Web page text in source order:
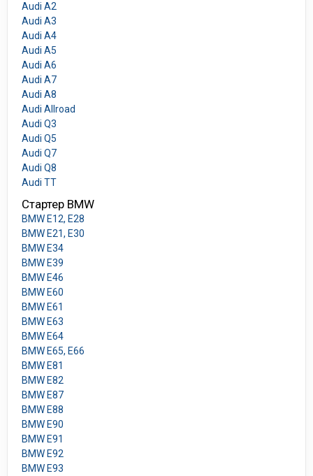
Audi A2
Audi A3
Audi A4
Audi A5
Audi A6
Audi A7
Audi A8
Audi Allroad
Audi Q3
Audi Q5
Audi Q7
Audi Q8
Audi TT
Стартер BMW
BMW E12, E28
BMW E21, E30
BMW E34
BMW E39
BMW E46
BMW E60
BMW E61
BMW E63
BMW E64
BMW E65, E66
BMW E81
BMW E82
BMW E87
BMW E88
BMW E90
BMW E91
BMW E92
BMW E93